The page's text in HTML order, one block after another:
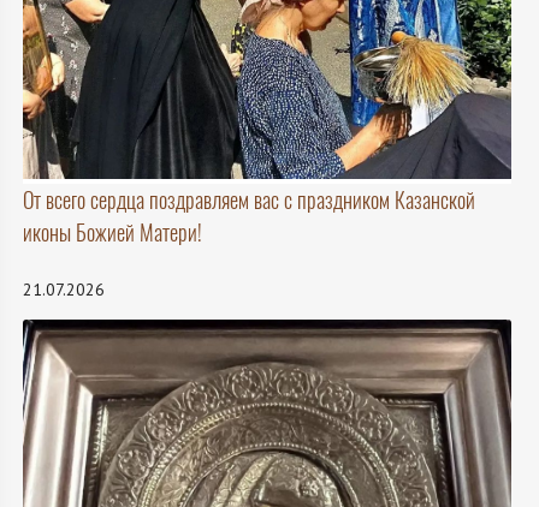
От всего сердца поздравляем вас с праздником Казанской
иконы Божией Матери!
21.07.2026